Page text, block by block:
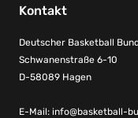
Kontakt
Deutscher Basketball
Schwanenstraße 6-10
D-58089 Hagen
E-Mail: info@basketball-